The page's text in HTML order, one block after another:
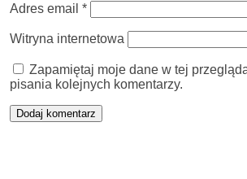
Adres email *
Witryna internetowa
Zapamiętaj moje dane w tej
pisania kolejnych komentarzy.